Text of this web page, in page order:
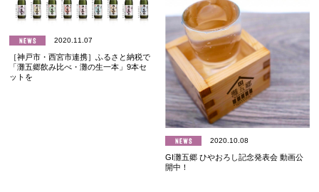
2020.11.07
［神戸市・西宮市連携］ふるさと納税で
「灘五郷飲み比べ・灘の生一本」9本セ
ットを
2020.10.08
GI灘五郷 ひやおろし記念発表会 動画公
開中！